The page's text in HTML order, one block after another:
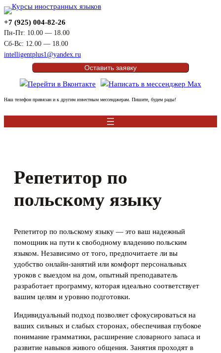
Перейти
к
содержимому
+7 (925) 004-82-26
Пн-Пт: 10.00 — 18.00
Сб-Вс: 12.00 — 18.00
intelligentplus1@yandex.ru
Оставить заявку
Наш телефон привязан и к другим известным мессенджерам. Пишите, будем рады!
Репетитор по
польскому языку
Репетитор по польскому языку — это ваш надежный
помощник на пути к свободному владению польским
языком. Независимо от того, предпочитаете ли вы
удобство онлайн-занятий или комфорт персональных
уроков с выездом на дом, опытный преподаватель
разработает программу, которая идеально соответствует
вашим целям и уровню подготовки.
Индивидуальный подход позволяет сфокусироваться на
ваших сильных и слабых сторонах, обеспечивая глубокое
понимание грамматики, расширение словарного запаса и
развитие навыков живого общения. Занятия проходят в